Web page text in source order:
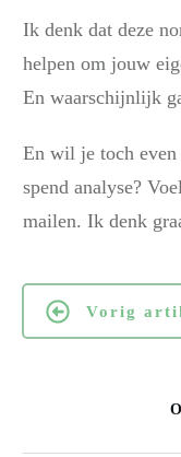
Ik denk dat deze
helpen om jouw
En waarschijnlijk
En wil je toch even
spend analyse?
mailen. Ik denk
Vorig